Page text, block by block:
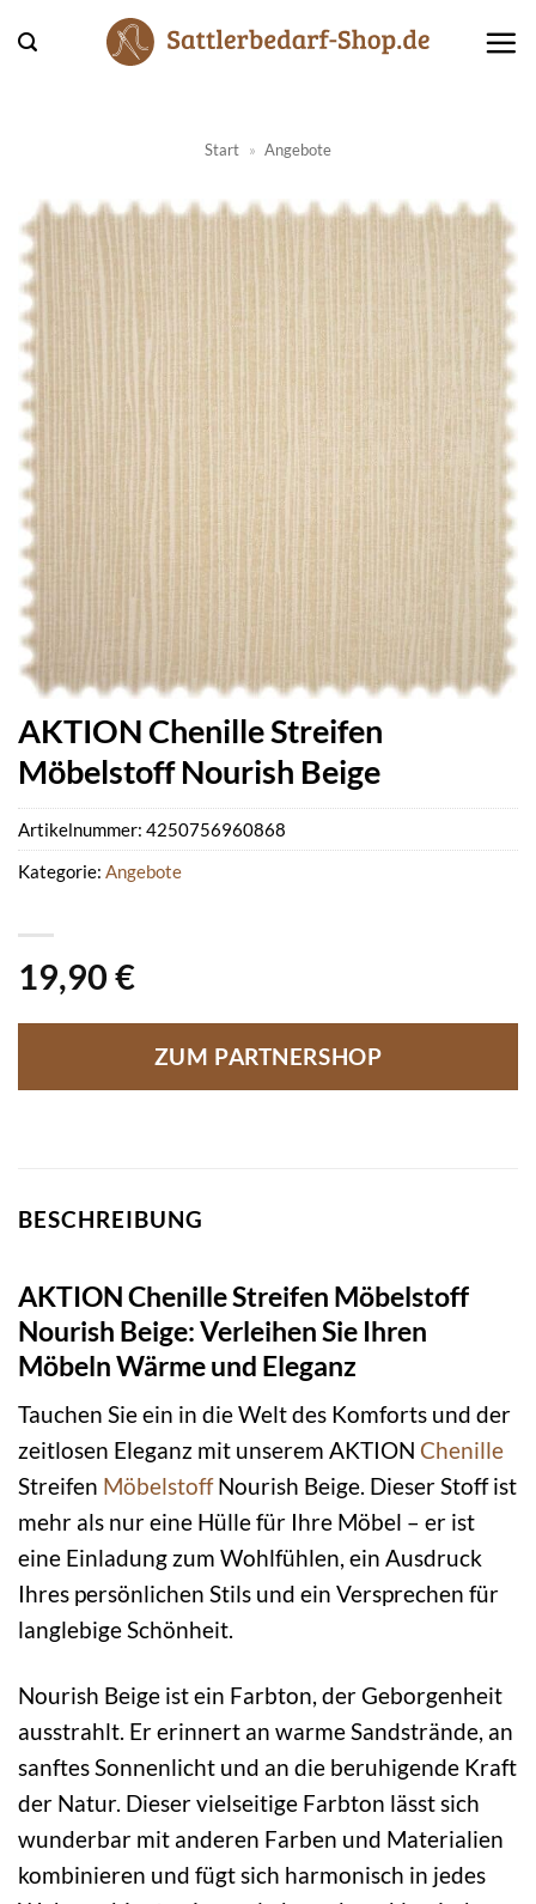
Inhalt
Start » Angebote
AKTION Chenille Streifen
Möbelstoff Nourish Beige
19,90 €
ZUM PARTNERSHOP
Artikelnummer: 4250756960868
Kategorie: Angebote
BESCHREIBUNG
AKTION Chenille Streifen Möbelstoff
Nourish Beige: Verleihen Sie Ihren
Möbeln Wärme und Eleganz
Tauchen Sie ein in die Welt des Komforts und der
zeitlosen Eleganz mit unserem AKTION Chenille
Streifen MöbelstoffNourish Beige. Dieser Stoff ist
mehr als nur eine Hülle für Ihre Möbel – er ist
eine Einladung zum Wohlfühlen, ein Ausdruck
Ihres persönlichen Stils und ein Versprechen für
langlebige Schönheit.
Nourish Beige ist ein Farbton, der Geborgenheit
ausstrahlt. Er erinnert an warme Sandstrände, an
sanftes Sonnenlicht und an die beruhigende Kraft
der Natur. Dieser vielseitige Farbton lässt sich
wunderbar mit anderen Farben und Materialien
kombinieren und fügt sich harmonisch in jedes